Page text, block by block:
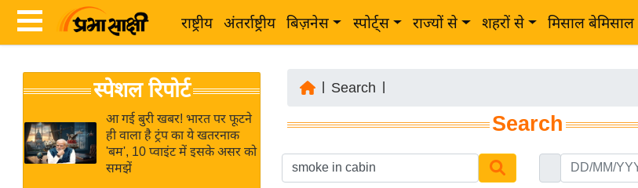
राष्ट्रीय अंतर्राष्ट्रीय बिज़नेस स्पोर्ट्स राज्यों से शहरों से मिसाल बेमिसाल
News
Hindi
ख
ब
र
स्पेशल रिपोर्ट
आ गई बुरी खबर! भारत पर फूटने
ही वाला है ट्रंप का ये खतरनाक
'बम', 10 प्वाइंट में इसके असर को
समझें
Search
Search